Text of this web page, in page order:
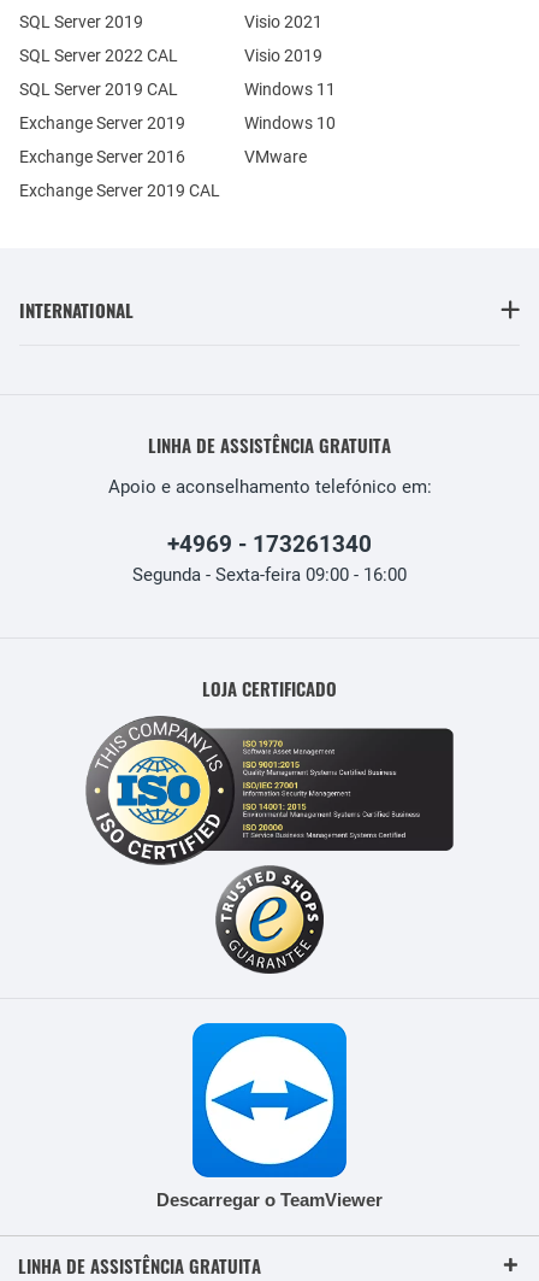
Exchange Server 2019
Exchange Server 2016
SQL Server 2019
SQL Server 2022 CAL
SQL Server 2019 CAL
Exchange Server 2019 CAL
Visio 2021
Visio 2019
Windows 11
Windows 10
VMware
INTERNATIONAL
LINHA DE ASSISTÊNCIA GRATUITA
Apoio e aconselhamento telefónico em:
+4969 - 173261340
Segunda - Sexta-feira 09:00 - 16:00
LOJA CERTIFICADO
Descarregar o TeamViewer
LINHA DE ASSISTÊNCIA GRATUITA